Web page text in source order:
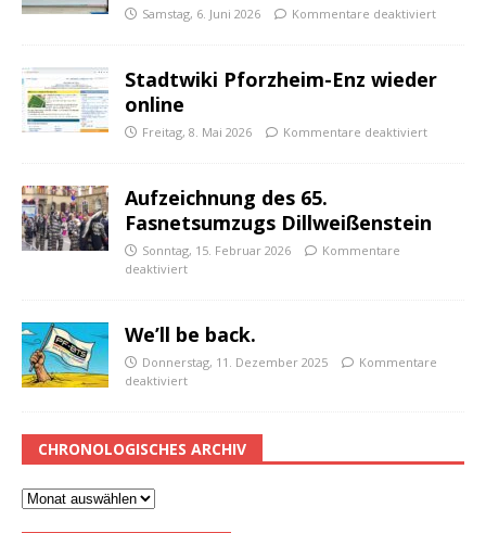
Samstag, 6. Juni 2026 Kommentare deaktiviert
Stadtwiki Pforzheim-Enz wieder
online
Freitag, 8. Mai 2026 Kommentare deaktiviert
Aufzeichnung des 65.
Fasnetsumzugs Dillweißenstein
Sonntag, 15. Februar 2026
Kommentare
deaktiviert
We’ll be back.
Donnerstag, 11. Dezember 2025
Kommentare
deaktiviert
CHRONOLOGISCHES ARCHIV